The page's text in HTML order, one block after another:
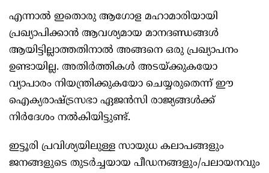
എന്നാൽ ഇതൊരു ആഗോള മഹാമാരിയായി
പ്രഖ്യാപിക്കാൻ ആവശ്യമായ മാനദണ്ഡങ്ങൾ
ആയിട്ടില്ലാത്തതിനാൽ അങ്ങനെ ഒരു പ്രഖ്യാപനം
ഉണ്ടായില്ല. അതിർത്തികൾ അടയ്ക്കുകയോ
വ്യാപാരം നിയന്ത്രിക്കുകയോ ചെയ്യരുതെന്ന് ഈ
ഐക്യരാഷ്ട്രസഭാ ഏജൻസി രാജ്യങ്ങൾക്ക്
നിർദേശം നൽകിയിട്ടുണ്ട്.
ഇട്ടൂരി പ്രവിശ്യയിലുള്ള സായുധ കലാപങ്ങളും
ജനങ്ങളുടെ തുടർച്ചയായ പീഡനങ്ങളും/പലായനവും